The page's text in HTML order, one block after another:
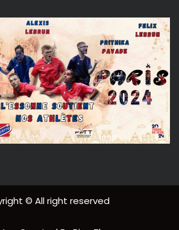
© All right reserved